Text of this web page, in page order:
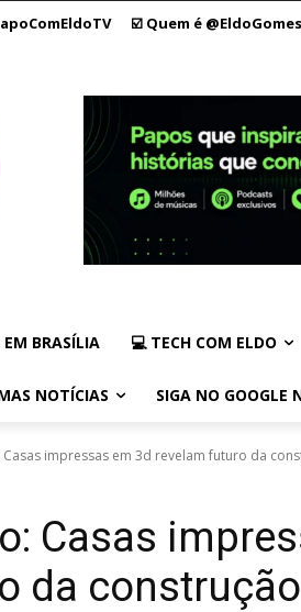
☑️ Quem é @EldoGomes
BRASÍLIA 💻 TECH COM ELDO
NOTÍCIAS SIGA NO GOOGLE
Casas impressas em 3d revelam futuro da
Casas
da construção